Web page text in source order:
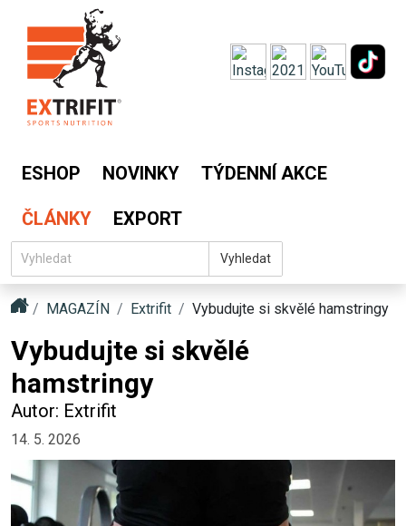
ESHOP NOVINKY TÝDENNÍ AKCE
ČLÁNKY EXPORT
Vyhledat
MAGAZÍN Extrifit Vybudujte si skvělé hamstringy
Vybudujte si skvělé
hamstringy
Autor: Extrifit
14. 5. 2026